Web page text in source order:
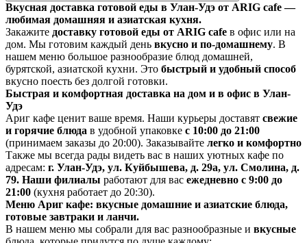
Вкусная доставка готовой еды в Улан-Удэ от ARIG cafe —
любимая домашняя и азиатская кухня.
Закажите доставку готовой еды от ARIG cafe в офис или на
дом. Мы готовим каждый день вкусно и по-домашнему. В
нашем меню большое разнообразие блюд домашней,
бурятской, азиатской кухни. Это быстрый и удобный способ
вкусно поесть без долгой готовки.
Быстрая и комфортная доставка на дом и в офис в Улан-
Удэ
Ариг кафе ценит ваше время. Наши курьеры доставят свежие
и горячие блюда в удобной упаковке с 10:00 до 21:00
(принимаем заказы до 20:00). Заказывайте легко и комфортно
Также мы всегда рады видеть вас в наших уютных кафе по
адресам: г. Улан-Удэ, ул. Куйбышева, д. 29а, ул. Смолина, д.
79. Наши филиалы работают для вас ежедневно с 9:00 до
21:00 (кухня работает до 20:30).
Меню Ариг кафе: вкусные домашние и азиатские блюда,
готовые завтраки и ланчи.
В нашем меню мы собрали для вас разнообразные и вкусные